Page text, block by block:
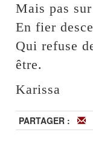
Mais pas
En fier
Qui refuse
être.
Karissa
PARTAGER :